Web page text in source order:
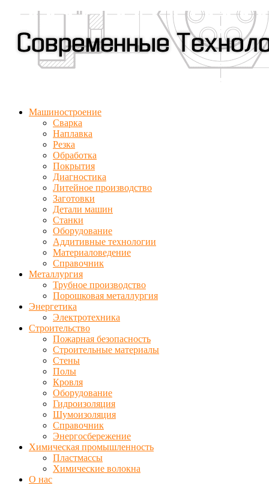
Машиностроение
Сварка
Наплавка
Резка
Обработка
Покрытия
Диагностика
Литейное производство
Заготовки
Детали машин
Станки
Оборудование
Аддитивные технологии
Материаловедение
Справочник
Металлургия
Трубное производство
Порошковая металлургия
Энергетика
Электротехника
Строительство
Пожарная безопасность
Строительные материалы
Стены
Полы
Кровля
Оборудование
Гидроизоляция
Шумоизоляция
Справочник
Энергосбережение
Химическая промышленность
Пластмассы
Химические волокна
О нас